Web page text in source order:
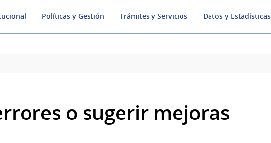
Políticas y Gestión Trámites y Servicios Datos y Estadísticas
o sugerir mejoras